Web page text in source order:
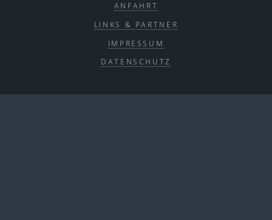
ANFAHRT
LINKS & PARTNER
IMPRESSUM
DATENSCHUTZ